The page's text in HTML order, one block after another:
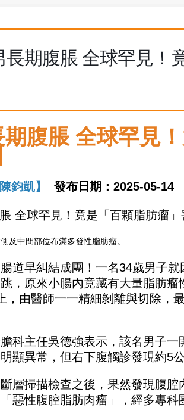
長期腹脹 全球罕見！
腹脹 全球罕見
鈞凱】 發布日期：2025-05-14
及中間部位布滿多發性脂肪瘤。
道早糾結成團！一名34歲男子
，原來小腸內竟藏有大量脂肪
，由醫師一一精細剝離與切除，
科主任吳德強表示，該名男子
顯異常，但右下腹觸診發現約5
層掃描檢查之後，果然發現腹
惡性腹腔脂肪肉瘤」，經多專科